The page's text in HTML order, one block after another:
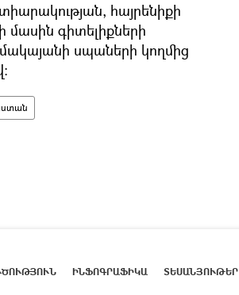
հայրենիքի
գիտելիքների
սպաների կողմից
ԻՆՖՈԳՐԱՖԻԿԱ ՏԵՍԱՆՅՈՒԹԵՐ